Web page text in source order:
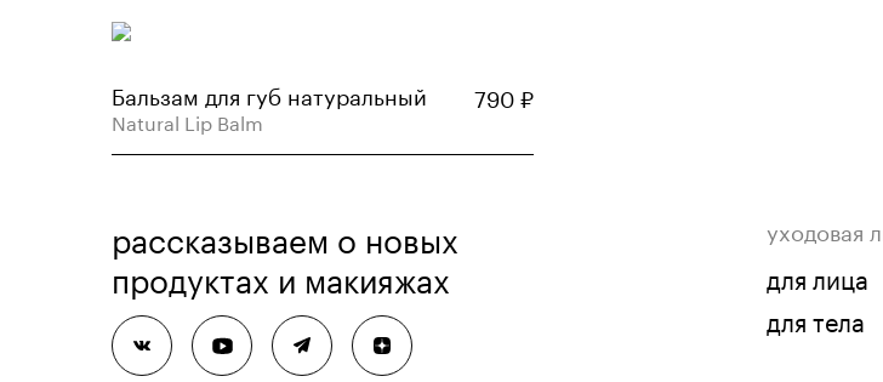
Бальзам для губ натуральный
Natural Lip Balm
790₽
рассказываем о новых
продуктах и макияжах
уходовая
для лица
для тела